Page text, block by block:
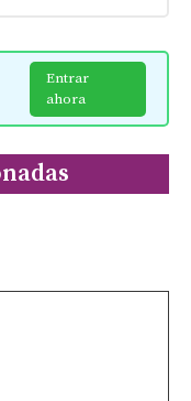
Entrar
ahora